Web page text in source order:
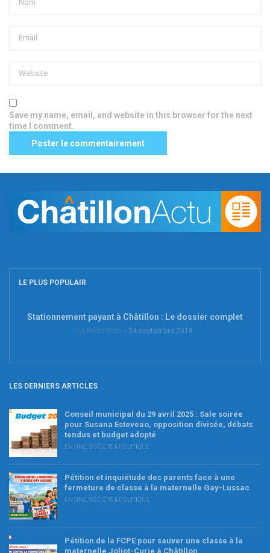
Save my name, email, and website in this browser for the next
time I comment.
LE PLUS POPULAIR
Stationnement payant à Châtillon : Le dossier complet
La Rédaction 24 septembre 2018
LES DERNIERS ARTICLES
Conseil municipal du 29 avril 2025 : Sale soirée
pour Susana Esteveao, opposition divisée, débats
tendus et budget adopté
EN UNE SOCIÉTÉ & POLITIQUE
Pétition et inquiétude des parents face à une
fermeture de classe à la maternelle Gay-Lussac
EN UNE SOCIÉTÉ & POLITIQUE
Pétition de la FCPE pour sauver une classe à la
maternelle Joliot-Curie à Châtillon